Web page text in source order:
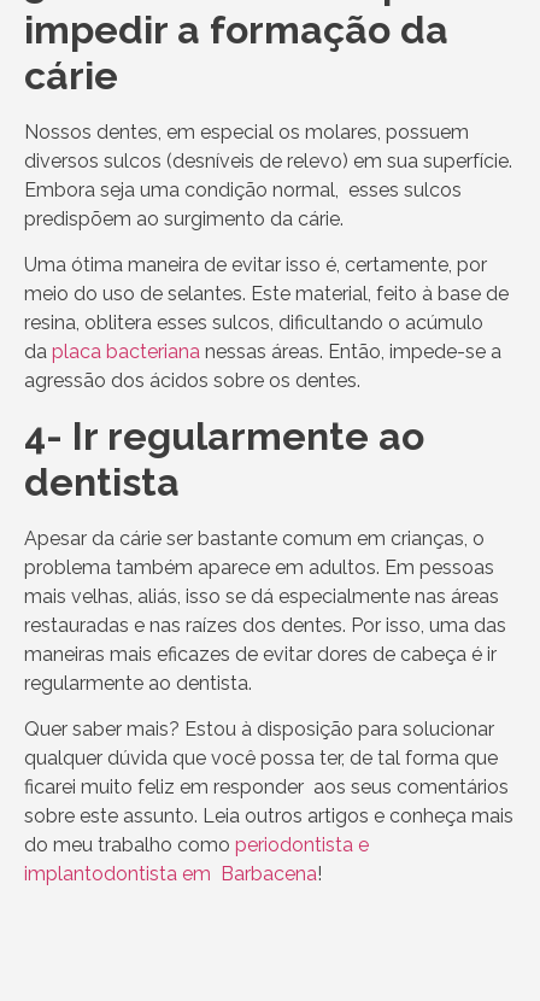
impedir a formação da
cárie
Nossos dentes, em especial os molares, possuem
diversos sulcos (desníveis de relevo) em sua superfície.
Embora seja uma condição normal, esses sulcos
predispõem ao surgimento da cárie.
Uma ótima maneira de evitar isso é, certamente, por
meio do uso de selantes. Este material, feito à base de
resina, oblitera esses sulcos, dificultando o acúmulo
da placa bacteriana nessas áreas. Então, impede-se a
agressão dos ácidos sobre os dentes.
4- Ir regularmente ao
dentista
Apesar da cárie ser bastante comum em crianças, o
problema também aparece em adultos. Em pessoas
mais velhas, aliás, isso se dá especialmente nas áreas
restauradas e nas raízes dos dentes. Por isso, uma das
maneiras mais eficazes de evitar dores de cabeça é ir
regularmente ao dentista.
Quer saber mais? Estou à disposição para solucionar
qualquer dúvida que você possa ter, de tal forma que
ficarei muito feliz em responder aos seus comentários
sobre este assunto. Leia outros artigos e conheça mais
do meu trabalho como periodontista e
implantodontista em Barbacena!